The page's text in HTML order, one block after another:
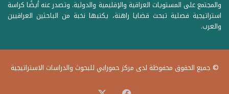
والمجتمع على المستويات العراقية والإقليمية والدولية. وتصدر عنه أيضًا كراسة
استراتيجية فصلية تبحث قضايا راهنة، يكتبها نخبة من الباحثين العراقيين
والعرب.
© جميع الحقوق محفوظة لدى مركز حمورابي للبحوث والدراسات الاستراتيجية